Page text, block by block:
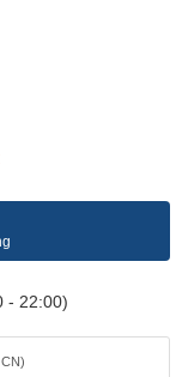
- 22:00)